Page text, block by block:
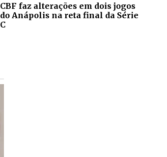
CBF faz alterações em dois jogos
do Anápolis na reta final da Série
C